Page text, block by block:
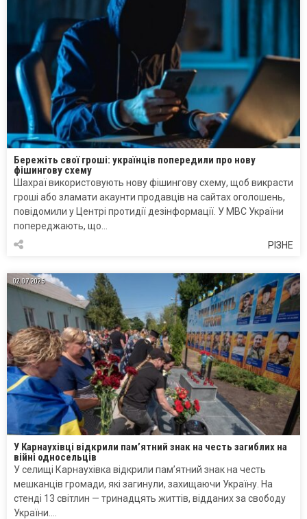
Бережіть свої гроші: українців попередили про нову
фішингову схему
Шахраї використовують нову фішингову схему, щоб викрасти
гроші або зламати акаунти продавців на сайтах оголошень,
повідомили у Центрі протидії дезінформації. У МВС України
попереджають, що…
РІЗНЕ
02.07.2025
У Карнаухівці відкрили пам’ятний знак на честь загиблих на
війні односельців
У селищі Карнаухівка відкрили памʼятний знак на честь
мешканців громади, які загинули, захищаючи Україну. На
стенді 13 світлин — тринадцять життів, відданих за свободу
України….